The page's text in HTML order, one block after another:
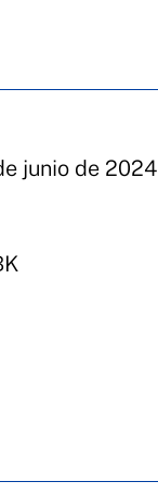
junio de 2024